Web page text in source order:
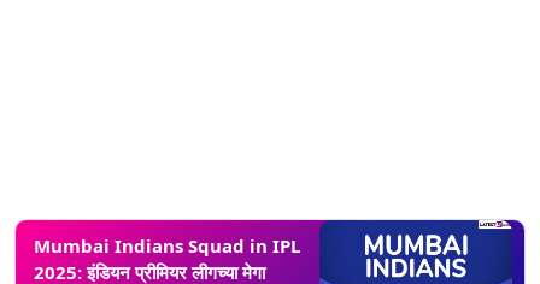
Mumbai Indians Squad in IPL
2025: इंडियन प्रीमियर लीगच्या मेगा